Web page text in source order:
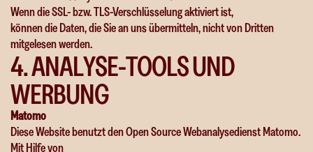
Wenn die SSL- bzw. TLS-Verschlüsselung aktiviert ist,
können die Daten, die Sie an uns übermitteln, nicht von Dritten
mitgelesen werden.
4.ANALYSE-TOOLSUND
WERBUNG
Matomo
Diese Website benutzt den Open Source Webanalysedienst Matomo.
Mit Hilfe von